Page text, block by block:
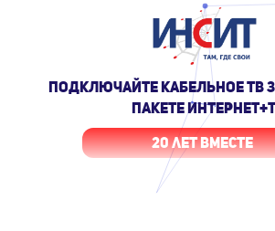
ПОДКЛЮЧАЙТЕ КАБЕЛЬНОЕ ТВ
ПАКЕТЕ
20 лет вместе